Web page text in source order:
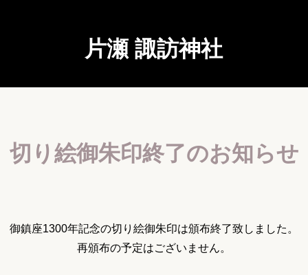
片瀬 諏訪神社
切り絵御朱印終了のお知らせ
御鎮座1300年記念の切り絵御朱印は頒布終了致しました。
再頒布の予定はございません。